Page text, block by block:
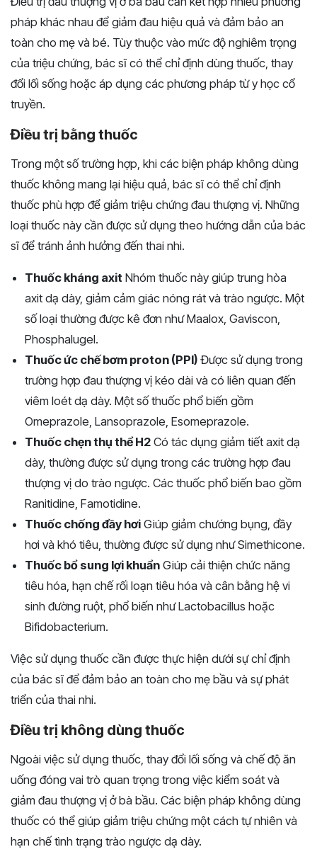
pháp khác nhau để giảm đau hiệu quả và đảm bảo an
toàn cho mẹ và bé. Tùy thuộc vào mức độ nghiêm trọng
của triệu chứng, bác sĩ có thể chỉ định dùng thuốc, thay
đổi lối sống hoặc áp dụng các phương pháp từ y học cổ
truyền.
Điều trị bằng thuốc
Trong một số trường hợp, khi các biện pháp không dùng
thuốc không mang lại hiệu quả, bác sĩ có thể chỉ định
thuốc phù hợp để giảm triệu chứng đau thượng vị. Những
loại thuốc này cần được sử dụng theo hướng dẫn của bác
sĩ để tránh ảnh hưởng đến thai nhi.
Thuốc kháng axit Nhóm thuốc này giúp trung hòa
axit dạ dày, giảm cảm giác nóng rát và trào ngược. Một
số loại thường được kê đơn như Maalox, Gaviscon,
Phosphalugel.
Thuốc ức chế bơm proton (PPI) Được sử dụng trong
trường hợp đau thượng vị kéo dài và có liên quan đến
viêm loét dạ dày. Một số thuốc phổ biến gồm
Omeprazole, Lansoprazole, Esomeprazole.
Thuốc chẹn thụ thể H2 Có tác dụng giảm tiết axit dạ
dày, thường được sử dụng trong các trường hợp đau
thượng vị do trào ngược. Các thuốc phổ biến bao gồm
Ranitidine, Famotidine.
Thuốc chống đầy hơi Giúp giảm chướng bụng, đầy
hơi và khó tiêu, thường được sử dụng như Simethicone.
Thuốc bổ sung lợi khuẩn Giúp cải thiện chức năng
tiêu hóa, hạn chế rối loạn tiêu hóa và cân bằng hệ vi
sinh đường ruột, phổ biến như Lactobacillus hoặc
Bifidobacterium.
Việc sử dụng thuốc cần được thực hiện dưới sự chỉ định
của bác sĩ để đảm bảo an toàn cho mẹ bầu và sự phát
triển của thai nhi.
Điều trị không dùng thuốc
Ngoài việc sử dụng thuốc, thay đổi lối sống và chế độ ăn
uống đóng vai trò quan trọng trong việc kiểm soát và
giảm đau thượng vị ở bà bầu. Các biện pháp không dùng
thuốc có thể giúp giảm triệu chứng một cách tự nhiên và
hạn chế tình trạng trào ngược dạ dày.